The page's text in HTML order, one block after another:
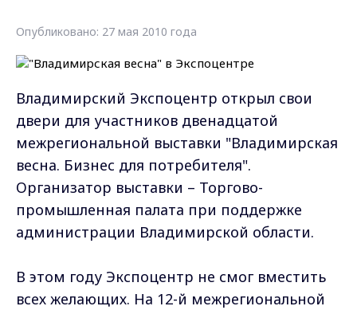
Опубликовано: 27 мая 2010 года
Владимирский Экспоцентр открыл свои
двери для участников двенадцатой
межрегиональной выставки "Владимирская
весна. Бизнес для потребителя".
Организатор выставки – Торгово-
промышленная палата при поддержке
администрации Владимирской области.
В этом году Экспоцентр не смог вместить
всех желающих. На 12-й межрегиональной